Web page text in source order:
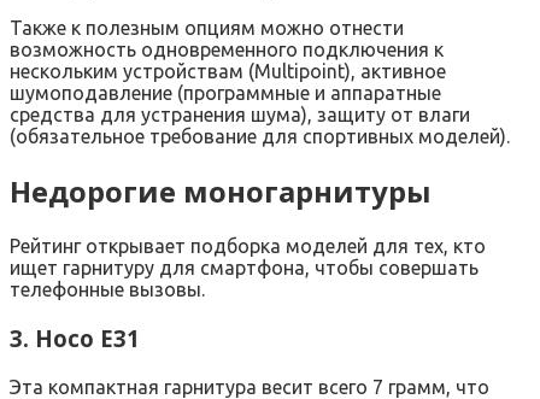
Также к полезным опциям можно отнести
возможность одновременного подключения к
нескольким устройствам (Multipoint), активное
шумоподавление (программные и аппаратные
средства для устранения шума), защиту от влаги
(обязательное требование для спортивных моделей).
Недорогие моногарнитуры
Рейтинг открывает подборка моделей для тех, кто
ищет гарнитуру для смартфона, чтобы совершать
телефонные вызовы.
3. Hoco E31
Эта компактная гарнитура весит всего 7 грамм, что